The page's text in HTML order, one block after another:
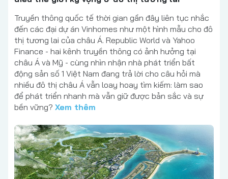
Truyền thông quốc tế thời gian gần đây liên tục nhắc
đến các đại dự án Vinhomes như một hình mẫu cho đô
thị tương lai của châu Á. Republic World và Yahoo
Finance - hai kênh truyền thông có ảnh hưởng tại
châu Á và Mỹ - cùng nhìn nhận nhà phát triển bất
động sản số 1 Việt Nam đang trả lời cho câu hỏi mà
nhiều đô thị châu Á vẫn loay hoay tìm kiếm: làm sao
để phát triển nhanh mà vẫn giữ được bản sắc và sự
bền vững? Xem thêm